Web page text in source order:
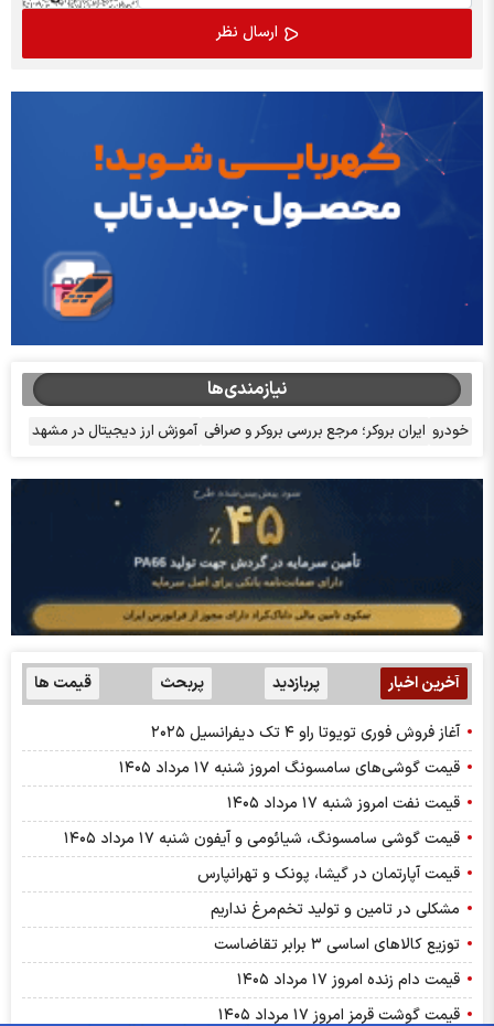
نیازمندی‌ها
خودرو ایران بروکر؛ مرجع بررسی بروکر و صرافی آموزش ارز دیجیتال در مشهد
آخرین اخبار پربازدید پربحث قیمت ها
آغاز فروش فوری تویوتا راو ۴ تک دیفرانسیل ۲۰۲۵
قیمت گوشی‌های سامسونگ امروز شنبه ۱۷ مرداد ۱۴۰۵
قیمت نفت امروز شنبه ۱۷ مرداد ۱۴۰۵
قیمت گوشی سامسونگ، شیائومی و آیفون شنبه ۱۷ مرداد ۱۴۰۵
قیمت آپارتمان در گیشا، پونک و تهرانپارس
مشکلی در تامین و تولید تخم‌مرغ نداریم
توزیع کالاهای اساسی ۳ برابر تقاضاست
قیمت دام زنده امروز ۱۷ مرداد ۱۴۰۵
قیمت گوشت قرمز امروز ۱۷ مرداد ۱۴۰۵